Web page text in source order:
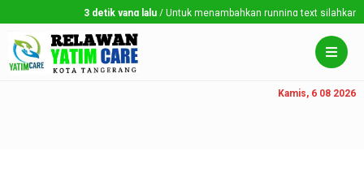
3 detik yang lalu/ Untuk menambahkan running text silahkan ke
Kamis, 6 08 2026